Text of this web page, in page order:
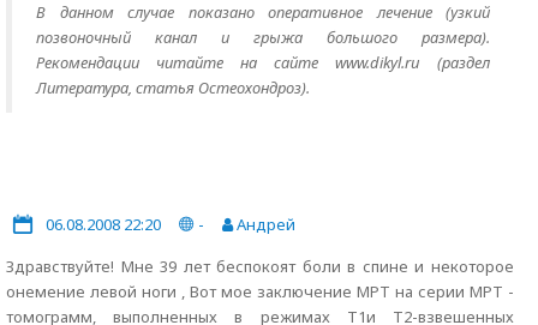
В данном случае показано оперативное лечение (узкий
позвоночный канал и грыжа большого размера).
Рекомендации читайте на сайте www.dikyl.ru (раздел
Литература, статья Остеохондроз).
06.08.2008 22:20 -
Андрей
Здравствуйте! Мне 39 лет беспокоят боли в спине и некоторое
онемение левой ноги , Вот мое заключение МРТ на серии МРТ -
томограмм, выполненных в режимах Т1и Т2-взвешенных